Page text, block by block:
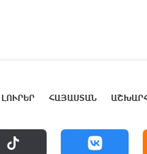
ԼՈՒՐԵՐ ՀԱՅԱՍՏԱՆ